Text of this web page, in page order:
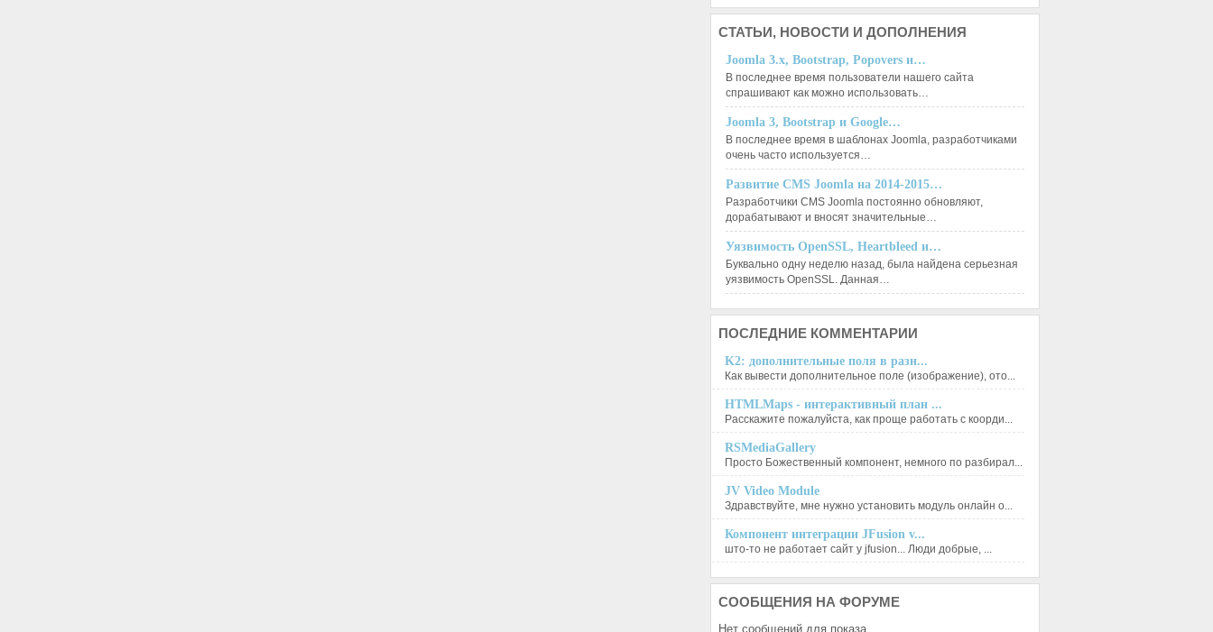
СТАТЬИ, НОВОСТИ И ДОПОЛНЕНИЯ
Joomla 3.x, Bootstrap, Popovers и…
В последнее время пользователи нашего сайта
спрашивают как можно использовать…
Joomla 3, Bootstrap и Google…
В последнее время в шаблонах Joomla, разработчиками
очень часто используется…
Развитие CMS Joomla на 2014-2015…
Разработчики CMS Joomla постоянно обновляют,
дорабатывают и вносят значительные…
Уязвимость OpenSSL, Heartbleed и…
Буквально одну неделю назад, была найдена серьезная
уязвимость OpenSSL. Данная…
ПОСЛЕДНИЕ КОММЕНТАРИИ
K2: дополнительные поля в разн...
Как вывести дополнительное поле (изображение), ото...
HTMLMaps - интерактивный план ...
Расскажите пожалуйста, как проще работать с коорди...
RSMediaGallery
Просто Божественный компонент, немного по разбирал...
JV Video Module
Здравствуйте, мне нужно установить модуль онлайн о...
Компонент интеграции JFusion v...
што-то не работает сайт у jfusion... Люди добрые, ...
СООБЩЕНИЯ НА ФОРУМЕ
Нет сообщений для показа